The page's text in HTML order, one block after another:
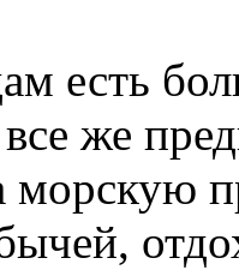
есть
же
морскую